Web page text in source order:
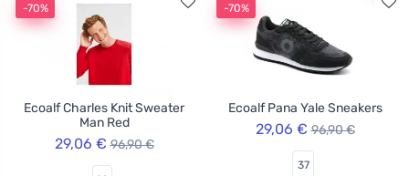
-70%
Ecoalf Charles Knit Sweater
Man Red
29,06 € 96,90 €
-70%
Ecoalf Pana Yale Sneakers
29,06 € 96,90 €
37